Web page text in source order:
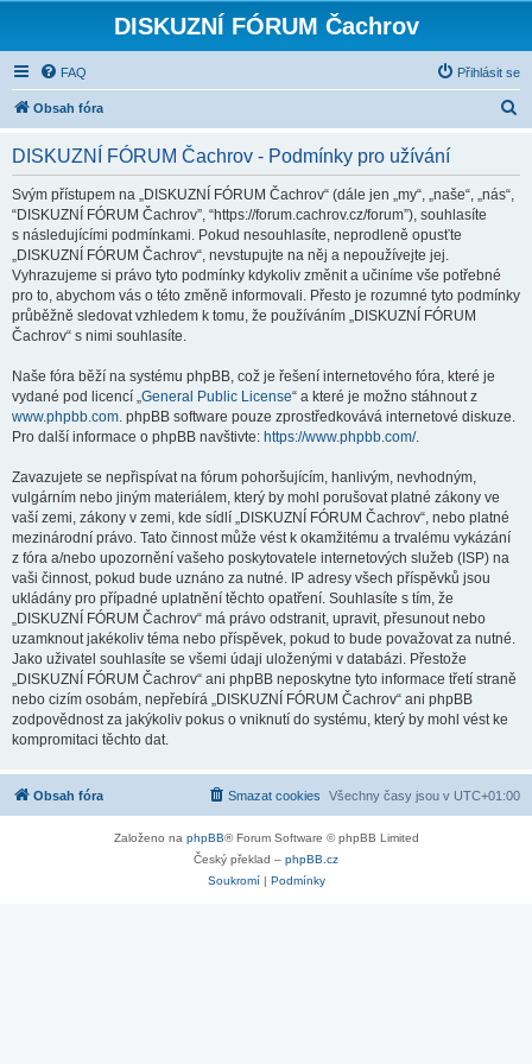
DISKUZNÍ FÓRUM Čachrov
FAQ Přihlásit se
Obsah fóra
DISKUZNÍ FÓRUM Čachrov - Podmínky pro užívání
Svým přístupem na „DISKUZNÍ FÓRUM Čachrov“ (dále jen „my“, „naše“, „nás“,
“DISKUZNÍ FÓRUM Čachrov”, “https://forum.cachrov.cz/forum”), souhlasíte
s následujícími podmínkami. Pokud nesouhlasíte, neprodleně opusťte
„DISKUZNÍ FÓRUM Čachrov“, nevstupujte na něj a nepoužívejte jej.
Vyhrazujeme si právo tyto podmínky kdykoliv změnit a učiníme vše potřebné
pro to, abychom vás o této změně informovali. Přesto je rozumné tyto podmínky
průběžně sledovat vzhledem k tomu, že používáním „DISKUZNÍ FÓRUM
Čachrov“ s nimi souhlasíte.
Naše fóra běží na systému phpBB, což je řešení internetového fóra, které je
vydané pod licencí „General Public License“ a které je možno stáhnout z
www.phpbb.com. phpBB software pouze zprostředkovává internetové diskuze.
Pro další informace o phpBB navštivte: https://www.phpbb.com/.
Zavazujete se nepřispívat na fórum pohoršujícím, hanlivým, nevhodným,
vulgárním nebo jiným materiálem, který by mohl porušovat platné zákony ve
vaší zemi, zákony v zemi, kde sídlí „DISKUZNÍ FÓRUM Čachrov“, nebo platné
mezinárodní právo. Tato činnost může vést k okamžitému a trvalému vykázání
z fóra a/nebo upozornění vašeho poskytovatele internetových služeb (ISP) na
vaši činnost, pokud bude uznáno za nutné. IP adresy všech příspěvků jsou
ukládány pro případné uplatnění těchto opatření. Souhlasíte s tím, že
„DISKUZNÍ FÓRUM Čachrov“ má právo odstranit, upravit, přesunout nebo
uzamknout jakékoliv téma nebo příspěvek, pokud to bude považovat za nutné.
Jako uživatel souhlasíte se všemi údaji uloženými v databázi. Přestože
„DISKUZNÍ FÓRUM Čachrov“ ani phpBB neposkytne tyto informace třetí straně
nebo cizím osobám, nepřebírá „DISKUZNÍ FÓRUM Čachrov“ ani phpBB
zodpovědnost za jakýkoliv pokus o vniknutí do systému, který by mohl vést ke
kompromitaci těchto dat.
Obsah fóra Všechny časy jsou v UTC+01:00
Smazat cookies
Založeno na phpBB® Forum Software © phpBB Limited
Český překlad – phpBB.cz
Soukromí| Podmínky